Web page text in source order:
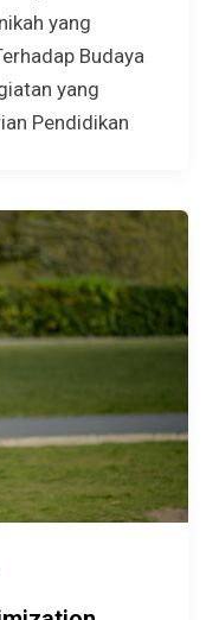
yang
Budaya
yang
Pendidikan